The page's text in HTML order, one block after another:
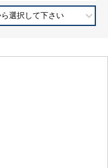
ら選択して下さい